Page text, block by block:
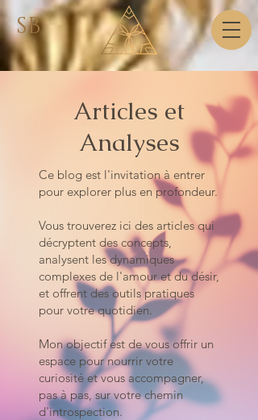
SB
Articles et
Analyses
Ce blog est l'invitation à entrer
pour explorer plus en profondeur.
Vous trouverez ici des articles qui
décryptent des concepts,
analysent les dynamiques
complexes de l'amour et du désir,
et offrent des outils pratiques
pour votre quotidien.
Mon objectif est de vous offrir un
espace pour nourrir votre
curiosité et vous accompagner,
pas à pas, sur votre chemin
d'introspection.